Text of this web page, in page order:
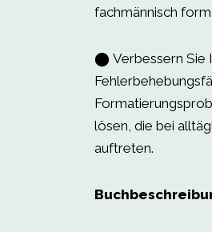
fachmännisch
⬤ Verbessern Sie
lösen, die bei
auftreten.